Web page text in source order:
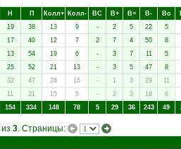
Н П Колл+ Колл- ВC В+ В= В- Вo
19 38 13 9 - 2 5 22
5
17 40 12 7 2 7 4 50
8
13 54 19 6 - 3 7 11
5
25 52 21 13 - 3 5 47
8
32 47 24 16 - 1 3 29
11
11 21 15 5 - 2 3 18
6
154 334 148 78 5 29 36 243 49
из 3. Страницы: